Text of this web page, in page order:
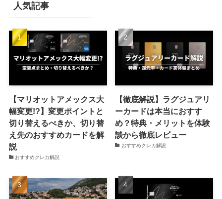
人気記事
【マリオットアメックス大
幅変更!?】変更ポイントと
切り替えるべきか、切り替
え先のおすすめカードを解
説
おすすめクレカ解説
【徹底解説】ラグジュアリ
ーカードは本当におすす
め？特典・メリットを体験
談から徹底レビュー
おすすめクレカ解説